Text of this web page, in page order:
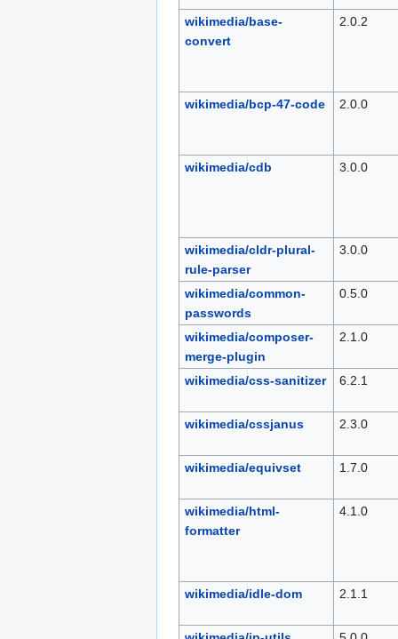
wikimedia/base-
convert
2.0.2
wikimedia/bcp-47-code 2.0.0
wikimedia/cdb 3.0.0
wikimedia/cldr-plural-
rule-parser
3.0.0
wikimedia/common-
passwords
0.5.0
wikimedia/composer-
merge-plugin
2.1.0
wikimedia/css-sanitizer 6.2.1
wikimedia/cssjanus 2.3.0
wikimedia/equivset 1.7.0
wikimedia/html-
formatter
4.1.0
wikimedia/idle-dom 2.1.1